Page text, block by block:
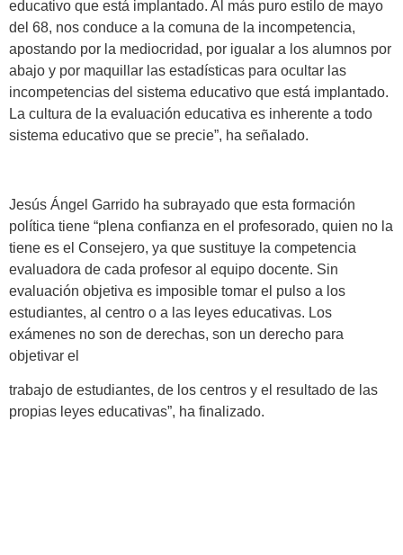
educativo que está implantado. Al más puro estilo de mayo
del 68, nos conduce a la comuna de la incompetencia,
apostando por la mediocridad, por igualar a los alumnos por
abajo y por maquillar las estadísticas para ocultar las
incompetencias del sistema educativo que está implantado.
La cultura de la evaluación educativa es inherente a todo
sistema educativo que se precie”, ha señalado.
Jesús Ángel Garrido ha subrayado que esta formación
política tiene “plena confianza en el profesorado, quien no la
tiene es el Consejero, ya que sustituye la competencia
evaluadora de cada profesor al equipo docente. Sin
evaluación objetiva es imposible tomar el pulso a los
estudiantes, al centro o a las leyes educativas. Los
exámenes no son de derechas, son un derecho para
objetivar el
trabajo de estudiantes, de los centros y el resultado de las
propias leyes educativas”, ha finalizado.